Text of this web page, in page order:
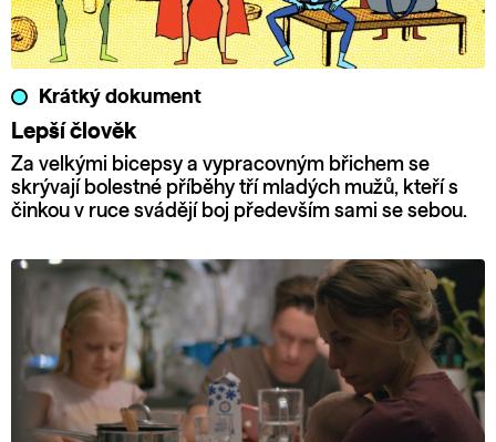
Krátký dokument
Lepší člověk
Za velkými bicepsy a vypracovným břichem se
skrývají bolestné příběhy tří mladých mužů, kteří s
činkou v ruce svádějí boj především sami se sebou.